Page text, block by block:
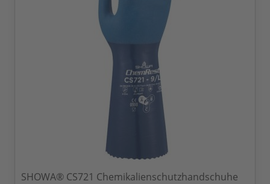
SHOWA® CS721 Chemikalienschutzhandschuhe